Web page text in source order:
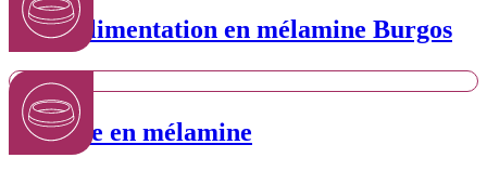
Bol d’alimentation en mélamine Burgos
Gamelle en mélamine